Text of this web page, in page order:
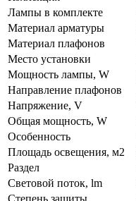
Лампы в комплекте
Материал арматуры
Материал плафонов
Место установки
Мощность лампы, W
Направление плафонов
Напряжение, V
Общая мощность, W
Особенность
Площадь освещения, м2
Раздел
Световой поток, lm
Степень защиты